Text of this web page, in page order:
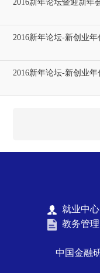
2016新年论坛暨迎新年
2016新年论坛-新创业
2016新年论坛-新创业
就业中心
教务管理
中国金融